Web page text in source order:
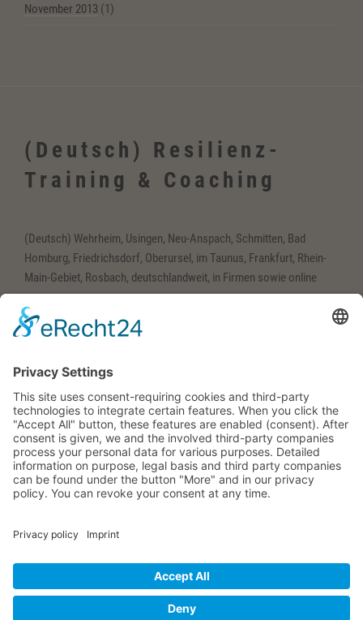
November 2013 (1)
(Deutsch) Resilienz-
Training & Coaching
(Deutsch) Wehrheim, Usingen, Neu-Anspach, Schmitten, Bad
Homburg, Friedrichsdorf, Oberursel, im Taunus, Frankfurt, Rhein-
Main-Gebiet, Rosbach, deutschlandweit, in Firmen sowie online
Training
(Deutsch) Wehrheim im Taunus, Usingen, Neu-Anspach, Schmitten,
Bad Homburg, Friedrichsdorf, Oberursel, im Taunus, Frankfurt,
Rhein-Main-Gebiet, Rosbach, deutschlandweit, in Firmen sowie
online
Bettina Bonkas, Coaching + Training | Im Ärmchen 3, D-61273